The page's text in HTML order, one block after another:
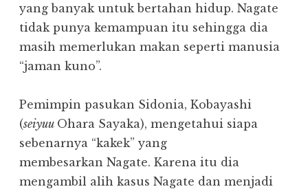
yang banyak untuk bertahan hidup. Nagate
tidak punya kemampuan itu sehingga dia
masih memerlukan makan seperti manusia
“jaman kuno”.
Pemimpin pasukan Sidonia, Kobayashi
(seiyuu Ohara Sayaka), mengetahui siapa
sebenarnya “kakek” yang
membesarkan Nagate. Karena itu dia
mengambil alih kasus Nagate dan menjadi